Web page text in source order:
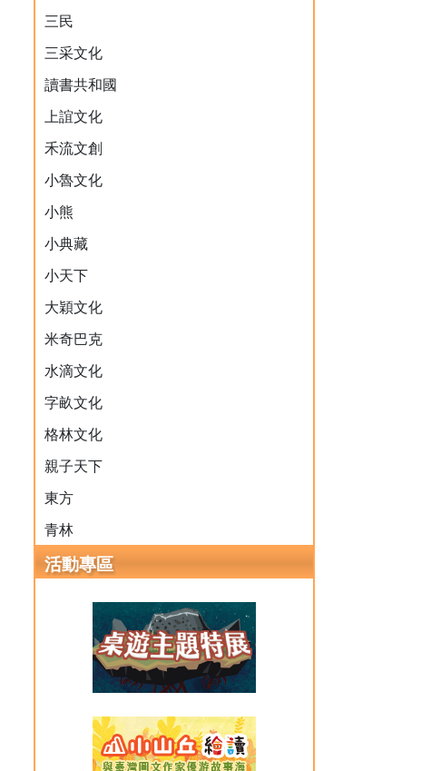
三民
三采文化
讀書共和國
上誼文化
禾流文創
小魯文化
小熊
小典藏
小天下
大穎文化
米奇巴克
水滴文化
字畝文化
格林文化
親子天下
東方
青林
活動專區